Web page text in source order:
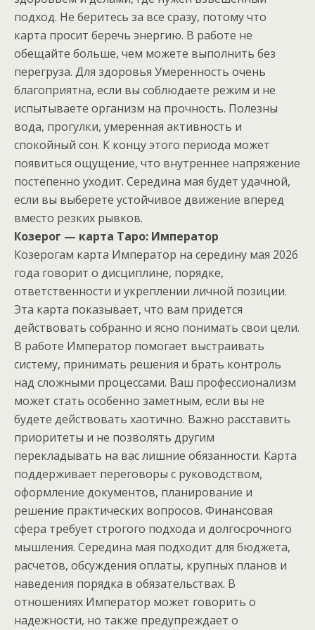
подход. Не беритесь за все сразу, потому что
карта просит беречь энергию. В работе не
обещайте больше, чем можете выполнить без
перегруза. Для здоровья Умеренность очень
благоприятна, если вы соблюдаете режим и не
испытываете организм на прочность. Полезны
вода, прогулки, умеренная активность и
спокойный сон. К концу этого периода может
появиться ощущение, что внутреннее напряжение
постепенно уходит. Середина мая будет удачной,
если вы выберете устойчивое движение вперед
вместо резких рывков.
Козерог — карта Таро: Император
Козерогам карта Император на середину мая 2026
года говорит о дисциплине, порядке,
ответственности и укреплении личной позиции.
Эта карта показывает, что вам придется
действовать собранно и ясно понимать свои цели.
В работе Император помогает выстраивать
систему, принимать решения и брать контроль
над сложными процессами. Ваш профессионализм
может стать особенно заметным, если вы не
будете действовать хаотично. Важно расставить
приоритеты и не позволять другим
перекладывать на вас лишние обязанности. Карта
поддерживает переговоры с руководством,
оформление документов, планирование и
решение практических вопросов. Финансовая
сфера требует строгого подхода и долгосрочного
мышления. Середина мая подходит для бюджета,
расчетов, обсуждения оплаты, крупных планов и
наведения порядка в обязательствах. В
отношениях Император может говорить о
надежности, но также предупреждает о